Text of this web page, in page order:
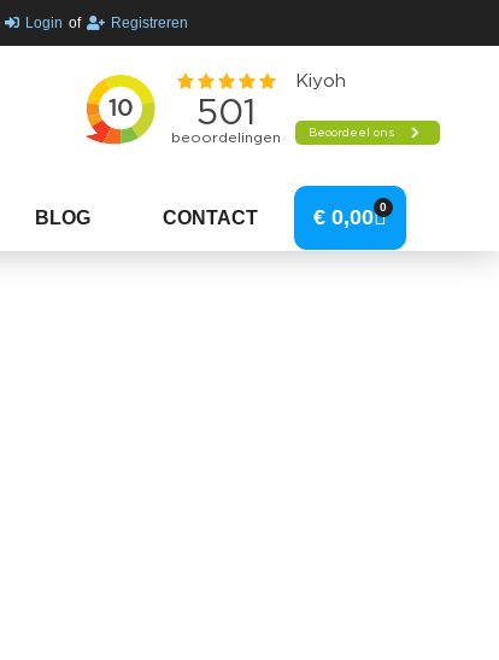
Login of Registreren
BLOG CONTACT € 0,00 0